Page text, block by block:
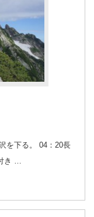
を下る。 04：20長
き …